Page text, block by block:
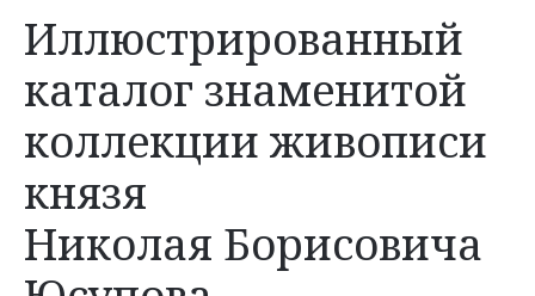
Иллюстрированный
каталог знаменитой
коллекции живописи
князя
Николая Борисовича